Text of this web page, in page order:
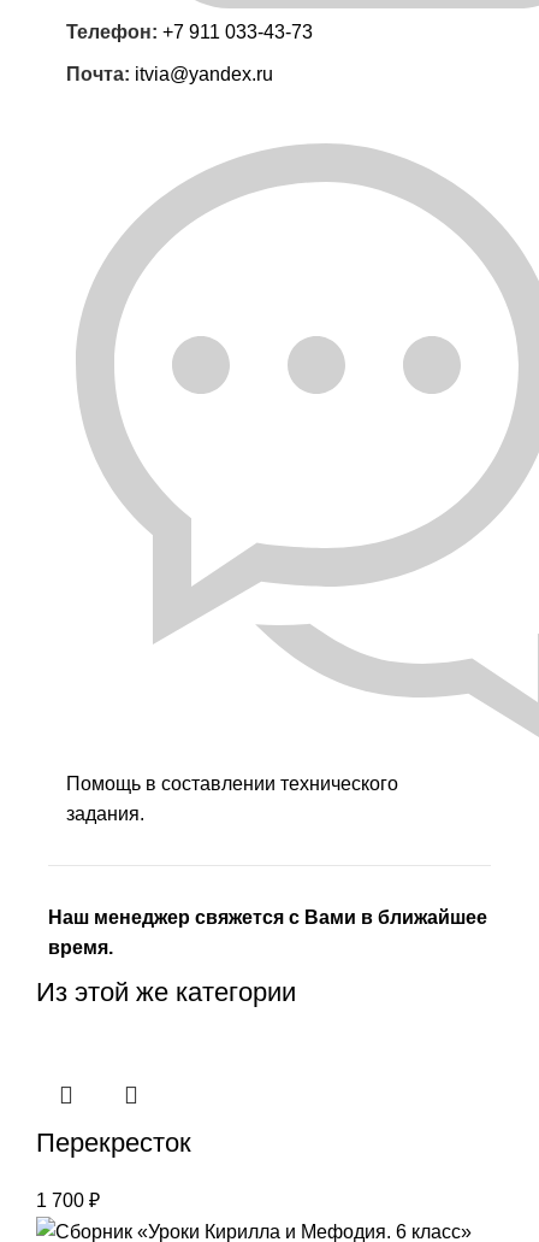
Телефон: +7 911 033-43-73
Почта: itvia@yandex.ru
Помощь в составлении технического
задания.
Наш менеджер свяжется с Вами в ближайшее
время.
Из этой же категории
Перекресток
1 700 ₽